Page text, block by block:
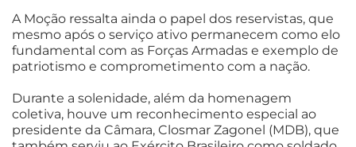
A Moção ressalta ainda o papel dos reservistas, que
mesmo após o serviço ativo permanecem como elo
fundamental com as Forças Armadas e exemplo de
patriotismo e comprometimento com a nação.
Durante a solenidade, além da homenagem
coletiva, houve um reconhecimento especial ao
presidente da Câmara, Closmar Zagonel (MDB), que